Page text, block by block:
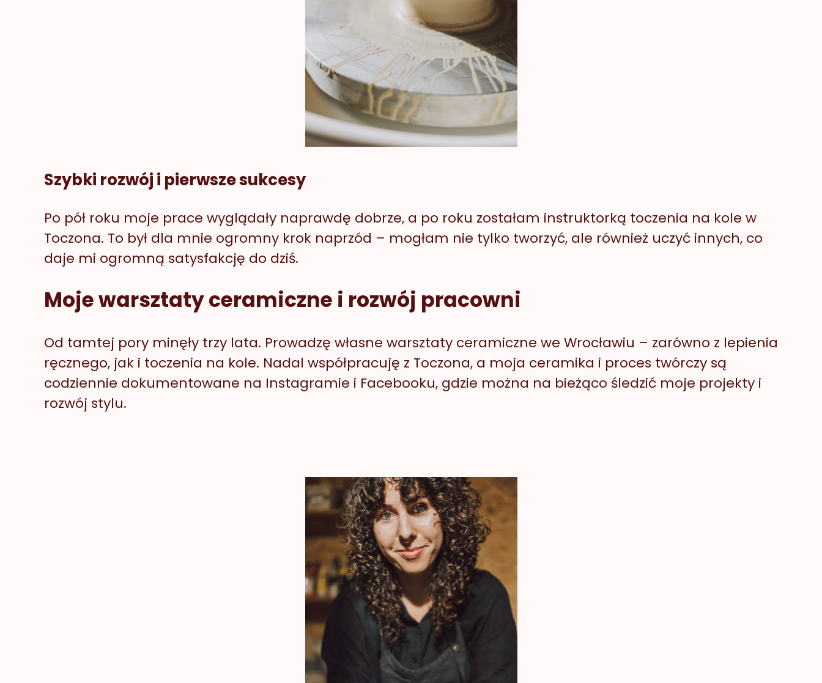
Szybki rozwój i pierwsze sukcesy
Po pół roku moje prace wyglądały naprawdę dobrze, a po roku zostałam instruktorką toczenia na kole w
Toczona. To był dla mnie ogromny krok naprzód – mogłam nie tylko tworzyć, ale również uczyć innych, co
daje mi ogromną satysfakcję do dziś.
Moje warsztaty ceramiczne i rozwój pracowni
Od tamtej pory minęły trzy lata. Prowadzę własne warsztaty ceramiczne we Wrocławiu – zarówno z lepienia
ręcznego, jak i toczenia na kole. Nadal współpracuję z Toczona, a moja ceramika i proces twórczy są
codziennie dokumentowane na Instagramie i Facebooku, gdzie można na bieżąco śledzić moje projekty i
rozwój stylu.